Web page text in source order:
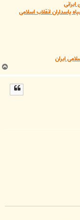
پاسداران انقلاب اسلامی
ایران
ب
ا